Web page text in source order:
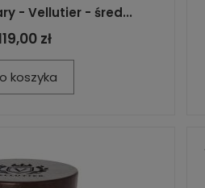
- Vellutier - śred...
zł
koszyka